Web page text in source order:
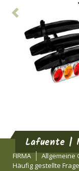
Lafuente |
FIRMA
Allgemeine
Häufig gestellte